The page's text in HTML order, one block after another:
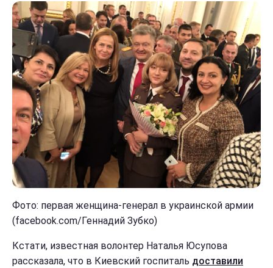
Фото: первая женщина-генерал в украинской армии
(facebook.com/Геннадий Зубко)
Кстати, известная волонтер Наталья Юсупова
рассказала, что в Киевский госпиталь доставили